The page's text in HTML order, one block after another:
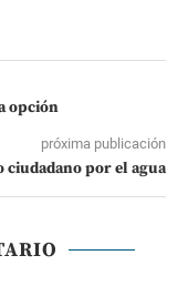
opción
próxima publicación
ciudadano por el agua